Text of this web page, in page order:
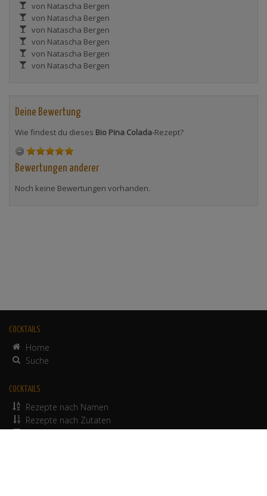
von Natascha Bergen
von Natascha Bergen
von Natascha Bergen
von Natascha Bergen
von Natascha Bergen
von Natascha Bergen
Deine Bewertung
Wie findest du dieses Bio Pina Colada-Rezept?
Bewertungen anderer
Noch keine Bewertungen vorhanden.
COCKTAILS
Home
Suche
COCKTAILS
Rezepte nach Namen
Rezepte nach Zutaten
alkoholfreie Rezepte